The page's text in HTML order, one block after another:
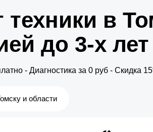
техники в
до 3-х лет
- Диагностика за 0 руб - Скидка
и области